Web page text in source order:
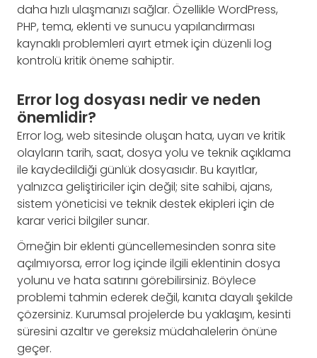
daha hızlı ulaşmanızı sağlar. Özellikle WordPress,
PHP, tema, eklenti ve sunucu yapılandırması
kaynaklı problemleri ayırt etmek için düzenli log
kontrolü kritik öneme sahiptir.
Error log dosyası nedir ve neden
önemlidir?
Error log, web sitesinde oluşan hata, uyarı ve kritik
olayların tarih, saat, dosya yolu ve teknik açıklama
ile kaydedildiği günlük dosyasıdır. Bu kayıtlar,
yalnızca geliştiriciler için değil; site sahibi, ajans,
sistem yöneticisi ve teknik destek ekipleri için de
karar verici bilgiler sunar.
Örneğin bir eklenti güncellemesinden sonra site
açılmıyorsa, error log içinde ilgili eklentinin dosya
yolunu ve hata satırını görebilirsiniz. Böylece
problemi tahmin ederek değil, kanıta dayalı şekilde
çözersiniz. Kurumsal projelerde bu yaklaşım, kesinti
süresini azaltır ve gereksiz müdahalelerin önüne
geçer.